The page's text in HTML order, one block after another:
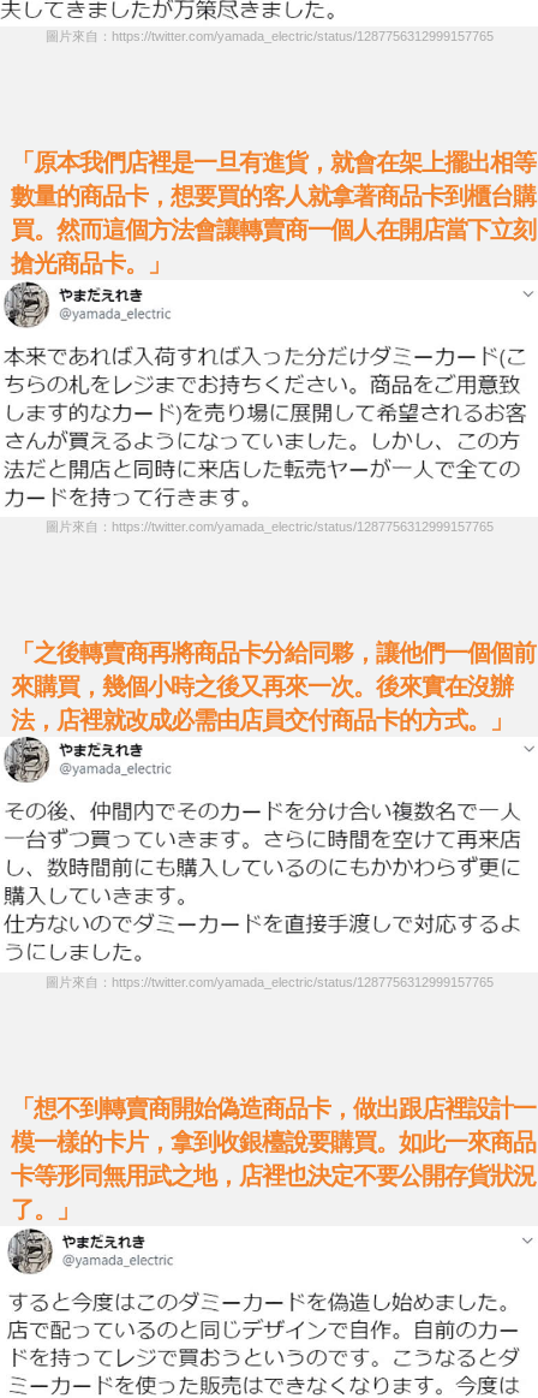
圖片來自：https://twitter.com/yamada_electric/status/1287756312999157765
「原本我們店裡是一旦有進貨，就會在架上擺出相等
數量的商品卡，想要買的客人就拿著商品卡到櫃台購
買。然而這個方法會讓轉賣商一個人在開店當下立刻
搶光商品卡。」
圖片來自：https://twitter.com/yamada_electric/status/1287756312999157765
「之後轉賣商再將商品卡分給同夥，讓他們一個個前
來購買，幾個小時之後又再來一次。後來實在沒辦
法，店裡就改成必需由店員交付商品卡的方式。」
圖片來自：https://twitter.com/yamada_electric/status/1287756312999157765
「想不到轉賣商開始偽造商品卡，做出跟店裡設計一
模一樣的卡片，拿到收銀檯說要購買。如此一來商品
卡等形同無用武之地，店裡也決定不要公開存貨狀況
了。」